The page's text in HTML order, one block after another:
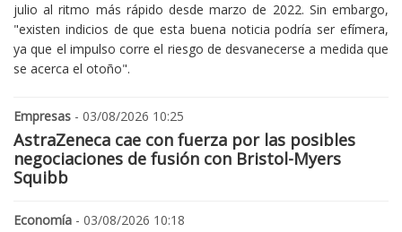
julio al ritmo más rápido desde marzo de 2022. Sin embargo,
"existen indicios de que esta buena noticia podría ser efímera,
ya que el impulso corre el riesgo de desvanecerse a medida que
se acerca el otoño".
Empresas - 03/08/2026 10:25
AstraZeneca cae con fuerza por las posibles
negociaciones de fusión con Bristol-Myers
Squibb
Economía - 03/08/2026 10:18